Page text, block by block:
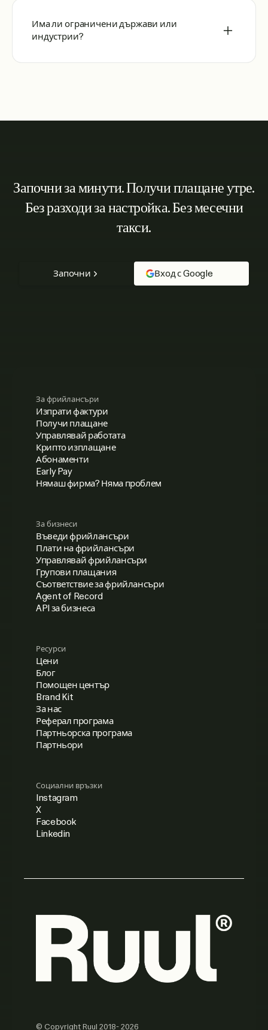
Има ли ограничени държави или
индустрии?
Започни за минути. Получи плащане утре.
Без разходи за настройка. Без месечни
такси.
Започни Вход с Google
За фрийлансъри
Изпрати фактури
Получи плащане
Управлявай работата
Крипто изплащане
Абонаменти
Early Pay
Нямаш фирма? Няма проблем
За бизнеси
Въведи фрийлансъри
Плати на фрийлансъри
Управлявай фрийлансъри
Групови плащания
Съответствие за фрийлансъри
Agent of Record
API за бизнеса
Ресурси
Цени
Блог
Помощен център
Brand Kit
За нас
Реферал програма
Партньорска програма
Партньори
© Copyright Ruul 2018- 2026
Социални връзки
Instagram
X
Facebook
Linkedin